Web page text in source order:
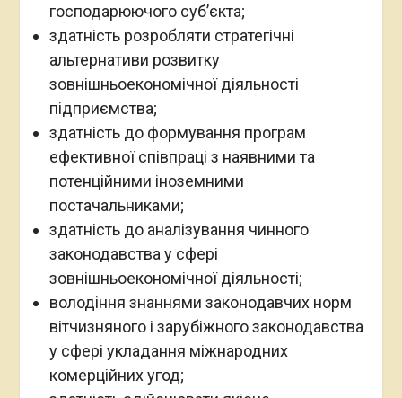
господарюючого суб’єкта;
здатність розробляти стратегічні
альтернативи розвитку
зовнішньоекономічної діяльності
підприємства;
здатність до формування програм
ефективної співпраці з наявними та
потенційними іноземними
постачальниками;
здатність до аналізування чинного
законодавства у сфері
зовнішньоекономічної діяльності;
володіння знаннями законодавчих норм
вітчизняного і зарубіжного законодавства
у сфері укладання міжнародних
комерційних угод;